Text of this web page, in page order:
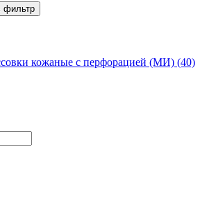
фильтр
кожаные с перфорацией (МИ) (40)